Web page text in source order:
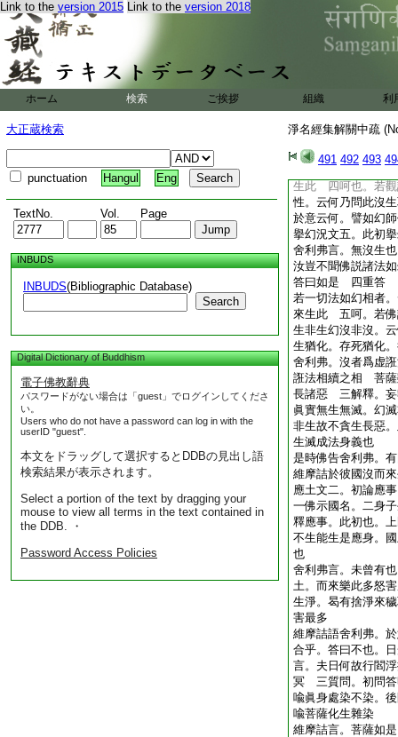
Link to the version 2015 Link to the version 2018
ホーム 検索 ご挨拶 組織 利
大正蔵検索
punctuation Hangul Eng
TextNo. Vol. Page
INBUDS
INBUDS(Bibliographic Database)
Search
Digital Dictionary of Buddhism
電子佛教辭典
パスワードがない場合は「guest」でログインしてくださ
い。
Users who do not have a password can log in with the
userID "guest".
本文をドラッグして選択するとDDBの見出し語
検索結果が表示されます。
Select a portion of the text by dragging your
mouse to view all terms in the text contained in
the DDB. ・
Password Access Policies
淨名經集解關中疏
491 492 493
滅見不生滅者。二
縁生滅悟不生滅者
故再論焉。上雖具
悟生則無生。自然
而今現有生。將成
維摩詰言。汝所得
肇曰。逆問所得以
爲無相法也
舍利弗言。無沒生
生此 四呵也。若觀
性。云何乃問此沒
於意云何。譬如幻
擧幻況文五。此初
舍利弗言。無沒生
汝豈不聞佛説諸法
答曰如是 四重答
若一切法如幻相者
來生此 五呵。若佛
生非生幻沒非沒。
生猶化。存死猶化
舍利弗。沒者爲虚
誑法相續之相 菩薩
長諸惡 三解釋。妄
眞實無生無滅。幻
非生故不貪生長惡
生滅成法身義也
是時佛告舍利弗。
維摩詰於彼國沒而
應土文二。初論應
一佛示國名。二身
釋應事。此初也。
不生能生是應身。
也
舍利弗言。未曾有
土。而來樂此多怒
生淨。曷有捨淨來
害最多
維摩詰語舍利弗。
合乎。答曰不也。
言。夫日何故行閻
冥 三質問。初問答
喩眞身處染不染。
喩菩薩化生雜染
維摩詰言。菩薩如